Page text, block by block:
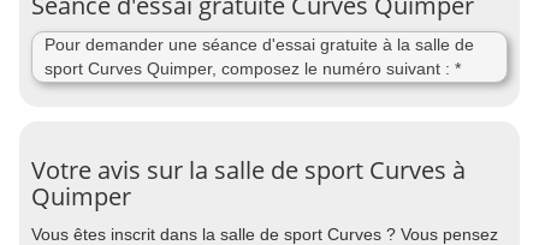
Pour demander une séance d'essai gratuite à la salle de
sport Curves Quimper, composez le numéro suivant : *
Votre avis sur la salle de sport Curves à
Quimper
Vous êtes inscrit dans la salle de sport Curves ? Vous pensez